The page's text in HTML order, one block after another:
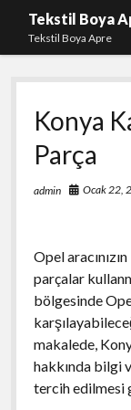
Tekstil Boya
Tekstil Boya Apre
Igtv Yorum
Liste
Sayfa Listesi
Şifresiz
Konya
Parça
admin Ocak 22,
Opel
parçalar
bölgesinde
makalede,
hakkında bilgi
tercih edilmesi